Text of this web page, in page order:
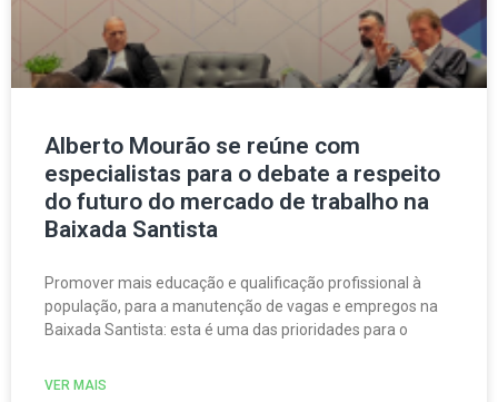
Alberto Mourão se reúne com
especialistas para o debate a respeito
do futuro do mercado de trabalho na
Baixada Santista
Promover mais educação e qualificação profissional à
população, para a manutenção de vagas e empregos na
Baixada Santista: esta é uma das prioridades para o
VER MAIS